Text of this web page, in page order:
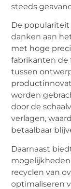
steeds
De
danken aan
met hoge
fabrikanten de
tussen
worden
door de
verlagen,
betaalbaar
Daarnaast
recyclen van
optimaliseren